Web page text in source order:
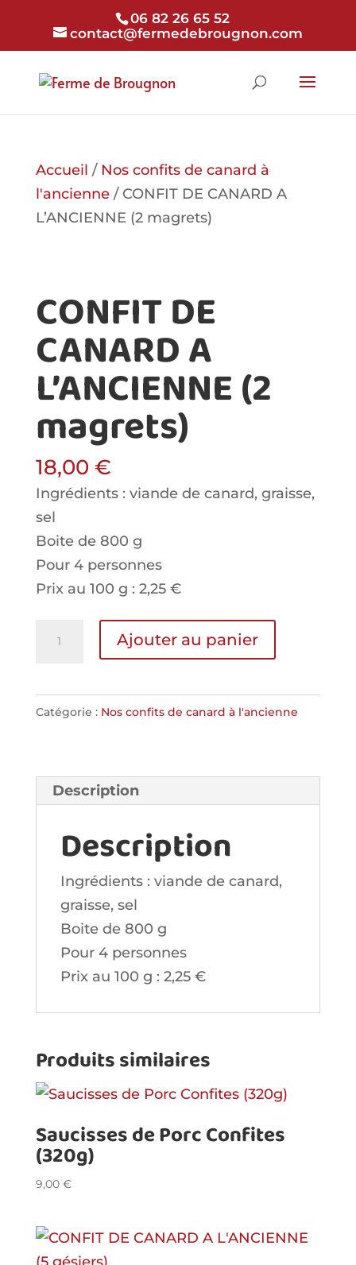
06 82 26 65 52
contact@fermedebrougnon.com
Accueil / Nos confits de canard à
l'ancienne/ CONFIT DE CANARD A
L’ANCIENNE (2 magrets)
CONFIT DE
CANARD A
L’ANCIENNE (2
magrets)
18,00 €
Ingrédients : viande de canard, graisse,
sel
Boite de 800 g
Pour 4 personnes
Prix au 100 g : 2,25 €
L'ANCIENNE
Ajouter au panier
Catégorie : Nos confits de canard à l'ancienne
Description
Description
Ingrédients : viande de canard,
graisse, sel
Boite de 800 g
Pour 4 personnes
Prix au 100 g : 2,25 €
Produits similaires
Saucisses de Porc Confites
(320g)
9,00 €